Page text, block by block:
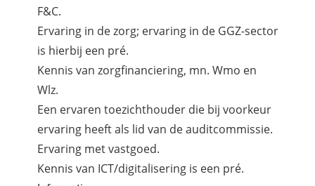
F&C.
Ervaring in de zorg; ervaring in de GGZ-sector
is hierbij een pré.
Kennis van zorgfinanciering, mn. Wmo en
Wlz.
Een ervaren toezichthouder die bij voorkeur
ervaring heeft als lid van de auditcommissie.
Ervaring met vastgoed.
Kennis van ICT/digitalisering is een pré.